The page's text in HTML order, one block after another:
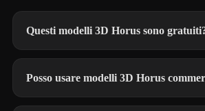
Questi modelli 3D Horus sono
Posso usare modelli 3D Horus